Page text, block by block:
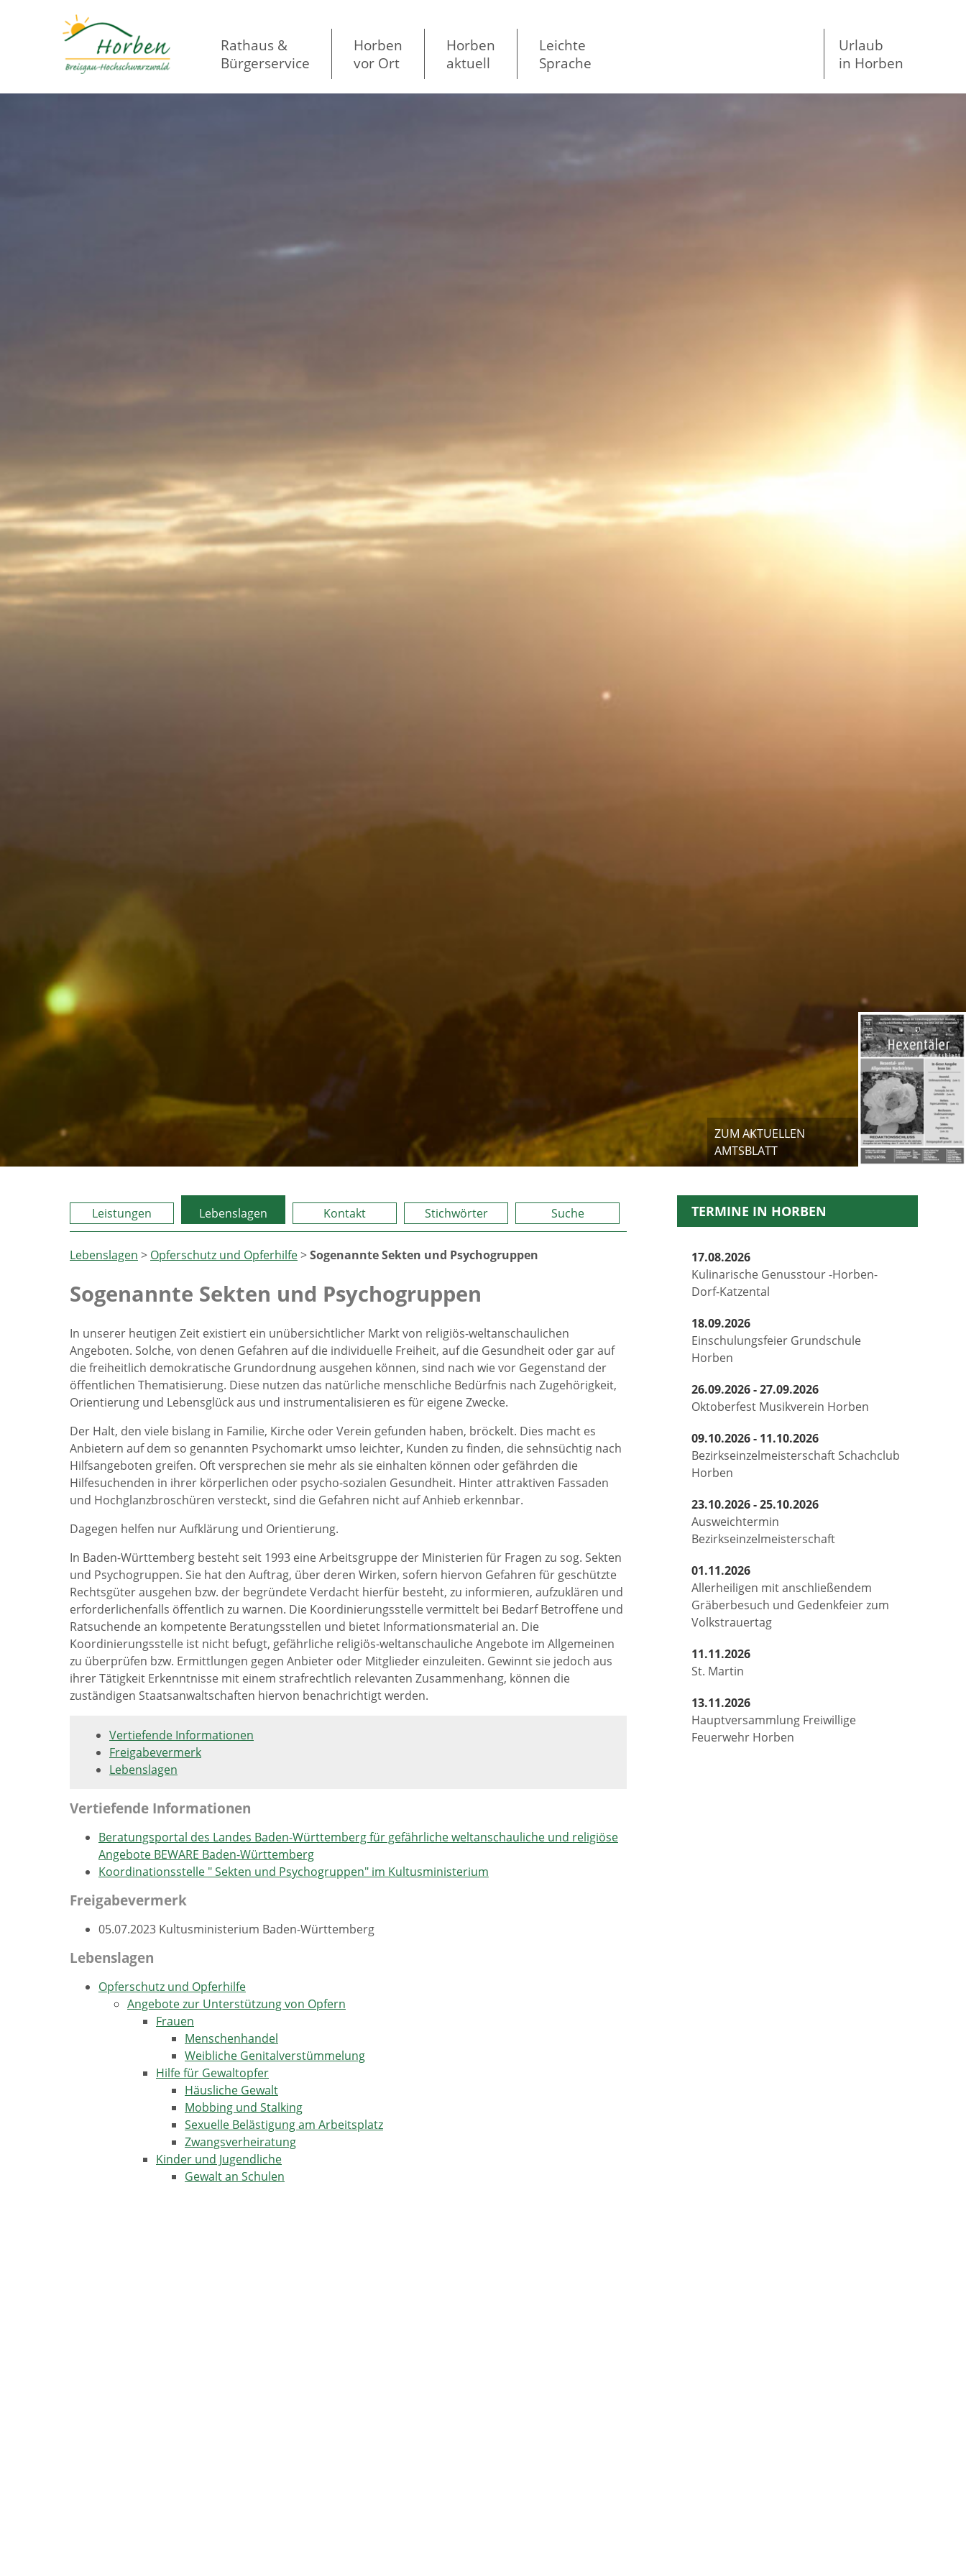
Rathaus &
Bürgerservice
Horben
vor Ort
Horben
aktuell
Leichte
Sprache
Urlaub
in Horben
ZUM AKTUELLEN
AMTSBLATT
Leistungen Lebenslagen Kontakt Stichwörter Suche
Lebenslagen > Opferschutz und Opferhilfe>Sogenannte Sekten und Psychogruppen
Sogenannte Sekten und Psychogruppen
In unserer heutigen Zeit existiert ein unübersichtlicher Markt von religiös-weltanschaulichen
Angeboten. Solche, von denen Gefahren auf die individuelle Freiheit, auf die Gesundheit oder gar auf
die freiheitlich demokratische Grundordnung ausgehen können, sind nach wie vor Gegenstand der
öffentlichen Thematisierung. Diese nutzen das natürliche menschliche Bedürfnis nach Zugehörigkeit,
Orientierung und Lebensglück aus und instrumentalisieren es für eigene Zwecke.
Der Halt, den viele bislang in Familie, Kirche oder Verein gefunden haben, bröckelt. Dies macht es
Anbietern auf dem so genannten Psychomarkt umso leichter, Kunden zu finden, die sehnsüchtig nach
Hilfsangeboten greifen. Oft versprechen sie mehr als sie einhalten können oder gefährden die
Hilfesuchenden in ihrer körperlichen oder psycho-sozialen Gesundheit. Hinter attraktiven Fassaden
und Hochglanzbroschüren versteckt, sind die Gefahren nicht auf Anhieb erkennbar.
Dagegen helfen nur Aufklärung und Orientierung.
In Baden-Württemberg besteht seit 1993 eine Arbeitsgruppe der Ministerien für Fragen zu sog. Sekten
und Psychogruppen. Sie hat den Auftrag, über deren Wirken, sofern hiervon Gefahren für geschützte
Rechtsgüter ausgehen bzw. der begründete Verdacht hierfür besteht, zu informieren, aufzuklären und
erforderlichenfalls öffentlich zu warnen. Die Koordinierungsstelle vermittelt bei Bedarf Betroffene und
Ratsuchende an kompetente Beratungsstellen und bietet Informationsmaterial an. Die
Koordinierungsstelle ist nicht befugt, gefährliche religiös-weltanschauliche Angebote im Allgemeinen
zu überprüfen bzw. Ermittlungen gegen Anbieter oder Mitglieder einzuleiten. Gewinnt sie jedoch aus
ihrer Tätigkeit Erkenntnisse mit einem strafrechtlich relevanten Zusammenhang, können die
zuständigen Staatsanwaltschaften hiervon benachrichtigt werden.
Vertiefende Informationen
Freigabevermerk
Lebenslagen
Vertiefende Informationen
Beratungsportal des Landes Baden-Württemberg für gefährliche weltanschauliche und religiöse
Angebote BEWARE Baden-Württemberg
Koordinationsstelle " Sekten und Psychogruppen" im Kultusministerium
Freigabevermerk
05.07.2023 Kultusministerium Baden-Württemberg
Lebenslagen
Opferschutz und Opferhilfe
Angebote zur Unterstützung von Opfern
Frauen
Menschenhandel
Weibliche Genitalverstümmelung
Hilfe für Gewaltopfer
Häusliche Gewalt
Mobbing und Stalking
Sexuelle Belästigung am Arbeitsplatz
Zwangsverheiratung
Kinder und Jugendliche
Gewalt an Schulen
TERMINE IN HORBEN
17.08.2026
Kulinarische Genusstour -Horben-
Dorf-Katzental
18.09.2026
Einschulungsfeier Grundschule
Horben
26.09.2026 - 27.09.2026
Oktoberfest Musikverein Horben
09.10.2026 - 11.10.2026
Bezirkseinzelmeisterschaft Schachclub
Horben
23.10.2026 - 25.10.2026
Ausweichtermin
Bezirkseinzelmeisterschaft
01.11.2026
Allerheiligen mit anschließendem
Gräberbesuch und Gedenkfeier zum
Volkstrauertag
11.11.2026
St. Martin
13.11.2026
Hauptversammlung Freiwillige
Feuerwehr Horben